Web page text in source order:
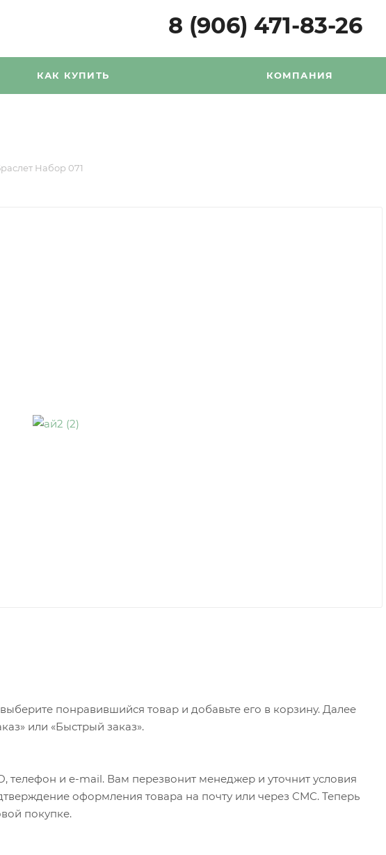
8 (906) 471-83-26
КАК КУПИТЬ КОМПАНИЯ
Набор 071
понравившийся товар и добавьте его в корзину. Далее
или «Быстрый заказ».
и e-mail. Вам перезвонит менеджер и уточнит условия
оформления товара на почту или через СМС. Теперь
покупке.